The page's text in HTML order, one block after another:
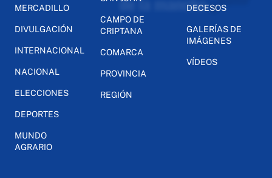
MERCADILLO
DIVULGACIÓN
INTERNACIONAL
NACIONAL
ELECCIONES
DEPORTES
MUNDO
AGRARIO
CAMPO DE
CRIPTANA
COMARCA
PROVINCIA
REGIÓN
DECESOS
GALERÍAS DE
IMÁGENES
VÍDEOS